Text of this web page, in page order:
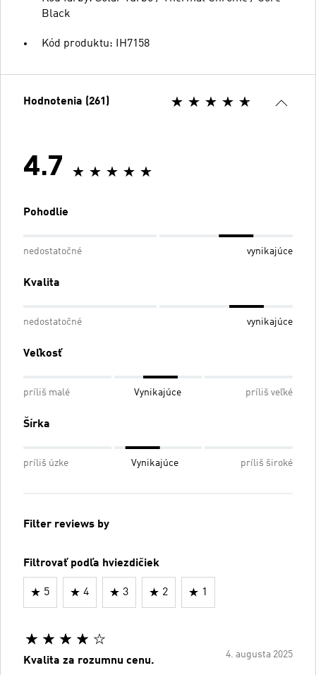
Black
Kód produktu: IH7158
Hodnotenia (261)
4.7
Pohodlie
nedostatočné vynikajúce
Kvalita
nedostatočné vynikajúce
Veľkosť
príliš malé Vynikajúce príliš veľké
Šírka
príliš úzke Vynikajúce príliš široké
Filter reviews by
Filtrovať podľa hviezdičiek
5 4 3 2 1
4. augusta 2025
Kvalita za rozumnu cenu.